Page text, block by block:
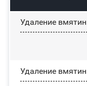
Удаление
Удаление